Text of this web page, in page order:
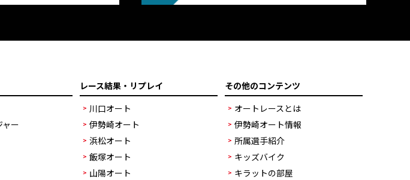
ー
レース結果・リプレイ
川口オート
伊勢崎オート
浜松オート
飯塚オート
山陽オート
その他のコンテンツ
オートレースとは
伊勢崎オート情報
所属選手紹介
キッズバイク
キラットの部屋